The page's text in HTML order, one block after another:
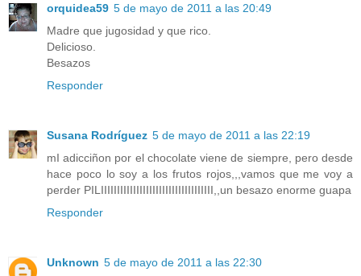
orquidea59 5 de mayo de 2011 a las 20:49
Madre que jugosidad y que rico.
Delicioso.
Besazos
Responder
Susana Rodríguez 5 de mayo de 2011 a las 22:19
mI adicciñon por el chocolate viene de siempre, pero desde
hace poco lo soy a los frutos rojos,,,vamos que me voy a
perder PILIIIIIIIIIIIIIIIIIIIIIIIIIIIIIIIIIII,,un besazo enorme guapa
Responder
Unknown 5 de mayo de 2011 a las 22:30